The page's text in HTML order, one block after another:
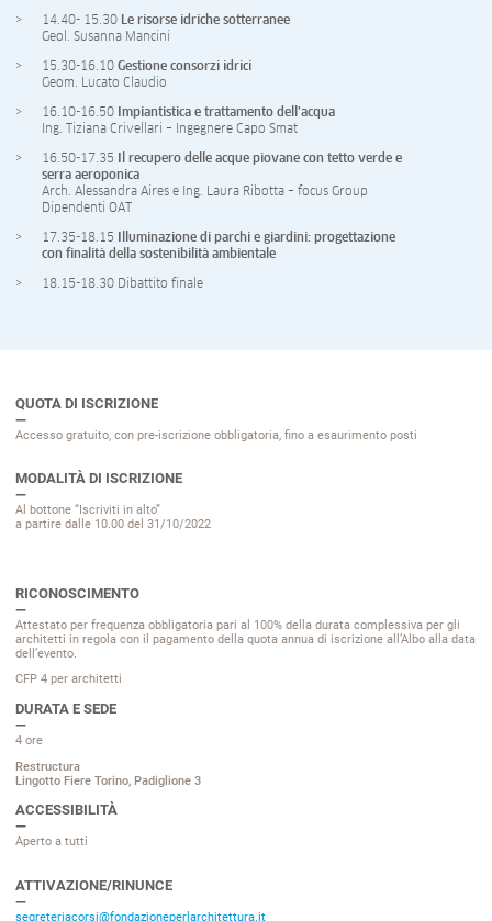
14.40- 15.30 Le risorse idriche sotterranee
Geol. Susanna Mancini
15.30-16.10 Gestione consorzi idrici
Geom. Lucato Claudio
16.10-16.50 Impiantistica e trattamento dell’acqua
Ing. Tiziana Crivellari – Ingegnere Capo Smat
16.50-17.35
Il recupero delle acque piovane con tetto verde e
serra aeroponica
Arch. Alessandra Aires e Ing. Laura Ribotta – focus Group
Dipendenti OAT
17.35-18.15
Illuminazione di parchi e giardini: progettazione
con finalità della sostenibilità ambientale
18.15-18.30 Dibattito finale
QUOTA DI ISCRIZIONE
Accesso gratuito, con pre-iscrizione obbligatoria, fino a esaurimento posti
MODALITÀ DI ISCRIZIONE
Al bottone “Iscriviti in alto”
a partire dalle 10.00 del 31/10/2022
RICONOSCIMENTO
Attestato per frequenza obbligatoria pari al 100% della durata complessiva per gli
architetti in regola con il pagamento della quota annua di iscrizione all’Albo alla data
dell’evento.
CFP 4 per architetti
DURATA E SEDE
4 ore
Restructura
Lingotto Fiere Torino, Padiglione 3
ACCESSIBILITÀ
Aperto a tutti
ATTIVAZIONE/RINUNCE
segreteriacorsi@fondazioneperlarchitettura.it